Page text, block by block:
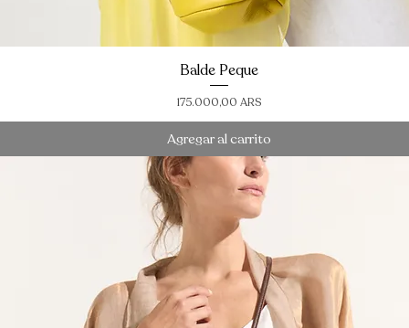
Vista rápida
Balde Peque
Precio
175.000,00 ARS
Agregar al carrito